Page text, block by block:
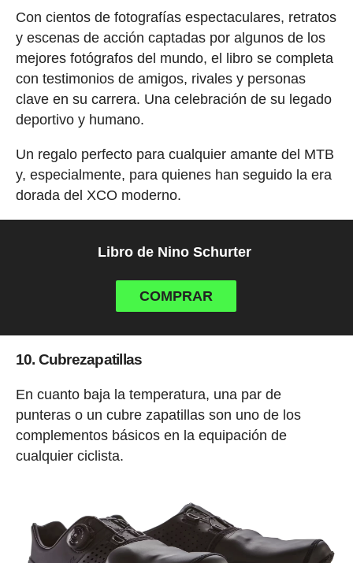
Con cientos de fotografías espectaculares, retratos
y escenas de acción captadas por algunos de los
mejores fotógrafos del mundo, el libro se completa
con testimonios de amigos, rivales y personas
clave en su carrera. Una celebración de su legado
deportivo y humano.
Un regalo perfecto para cualquier amante del MTB
y, especialmente, para quienes han seguido la era
dorada del XCO moderno.
Libro de Nino Schurter
COMPRAR
10. Cubrezapatillas
En cuanto baja la temperatura, una par de
punteras o un cubre zapatillas son uno de los
complementos básicos en la equipación de
cualquier ciclista.